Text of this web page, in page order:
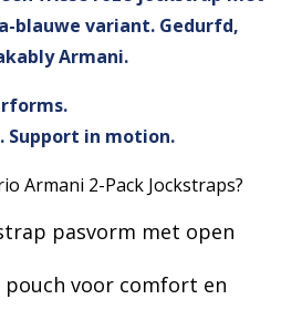
blauwe variant. Gedurfd,
Armani.
Support in motion.
Armani 2-Pack Jockstraps?
pasvorm met open
pouch voor comfort en